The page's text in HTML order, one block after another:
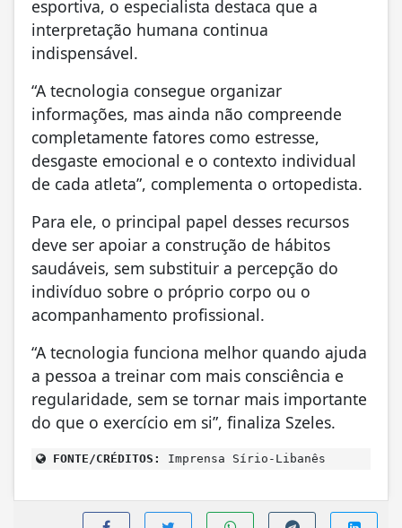
esportiva, o especialista destaca que a
interpretação humana continua
indispensável.
“A tecnologia consegue organizar
informações, mas ainda não compreende
completamente fatores como estresse,
desgaste emocional e o contexto individual
de cada atleta”, complementa o ortopedista.
Para ele, o principal papel desses recursos
deve ser apoiar a construção de hábitos
saudáveis, sem substituir a percepção do
indivíduo sobre o próprio corpo ou o
acompanhamento profissional.
“A tecnologia funciona melhor quando ajuda
a pessoa a treinar com mais consciência e
regularidade, sem se tornar mais importante
do que o exercício em si”, finaliza Szeles.
FONTE/CRÉDITOS: Imprensa Sírio-Libanês